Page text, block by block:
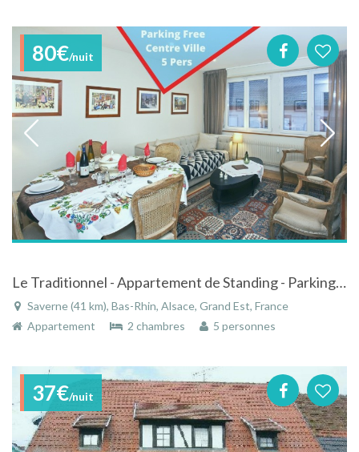
80€/nuit
Le Traditionnel - Appartement de Standing - Parking free - Centre Ville - 5 Pers
Saverne (41 km), Bas-Rhin, Alsace, Grand Est, France
Appartement
2 chambres 5 personnes
37€/nuit